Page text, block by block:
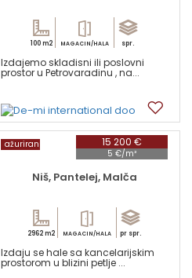
100 m2 MAGACIN/HALA spr.
Izdajemo skladisni ili poslovni
prostor u Petrovaradinu , na...
15 200 €
5 €/m²
ažuriran
Niš, Pantelej, Malča
2962 m2 MAGACIN/HALA pr spr.
Izdaju se hale sa kancelarijskim
prostorom u blizini petlje ...